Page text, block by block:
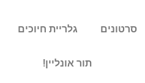
סרטונים גלריית חיוכים
תור אונליין!